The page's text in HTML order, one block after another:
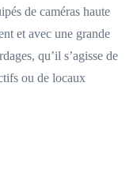
de caméras haute
et avec une grande
qu’il s’agisse de
ou de locaux